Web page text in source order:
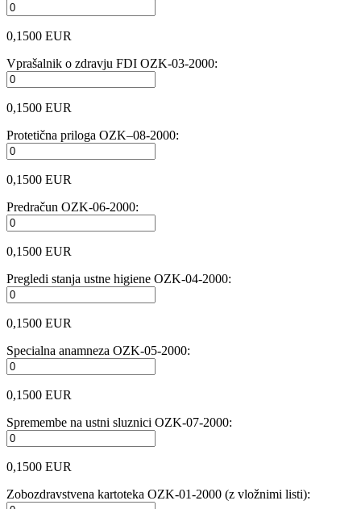
0,1500 EUR
Vprašalnik o zdravju FDI OZK-03-2000:
0,1500 EUR
Protetična priloga OZK–08-2000:
0,1500 EUR
Predračun OZK-06-2000:
0,1500 EUR
Pregledi stanja ustne higiene OZK-04-2000:
0,1500 EUR
Specialna anamneza OZK-05-2000:
0,1500 EUR
Spremembe na ustni sluznici OZK-07-2000:
0,1500 EUR
Zobozdravstvena kartoteka OZK-01-2000 (z vložnimi listi):